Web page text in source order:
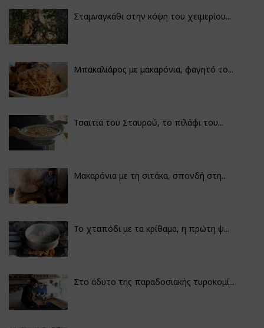
Σταμναγκάθι στην κόψη του χειμερίου...
Μπακαλιάρος με μακαρόνια, φαγητό το...
Τσαϊτιά του Σταυρού, το πιλάφι του...
Μακαρόνια με τη σιτάκα, σπονδή στη...
Το χταπόδι με τα κρίθαμα, η πρώτη ψ...
Στο άδυτο της παραδοσιακής τυροκομί...